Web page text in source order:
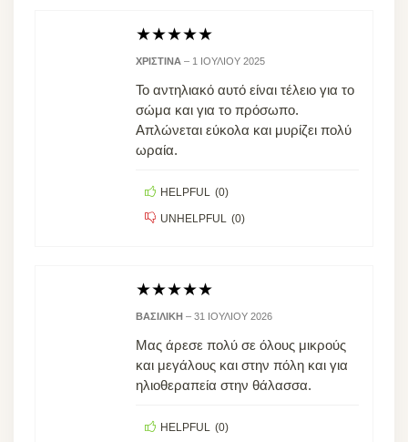
★★★★★
ΧΡΙΣΤΊΝΑ – 1 ΙΟΥΛΊΟΥ 2025
Το αντηλιακό αυτό είναι τέλειο για το
σώμα και για το πρόσωπo.
Απλώνεται εύκολα και μυρίζει πολύ
ωραία.
HELPFUL (0)
UNHELPFUL (0)
★★★★★
ΒΑΣΙΛΙΚΉ – 31 ΙΟΥΛΊΟΥ 2026
Μας άρεσε πολύ σε όλους μικρούς
και μεγάλους και στην πόλη και για
ηλιοθεραπεία στην θάλασσα.
HELPFUL (0)